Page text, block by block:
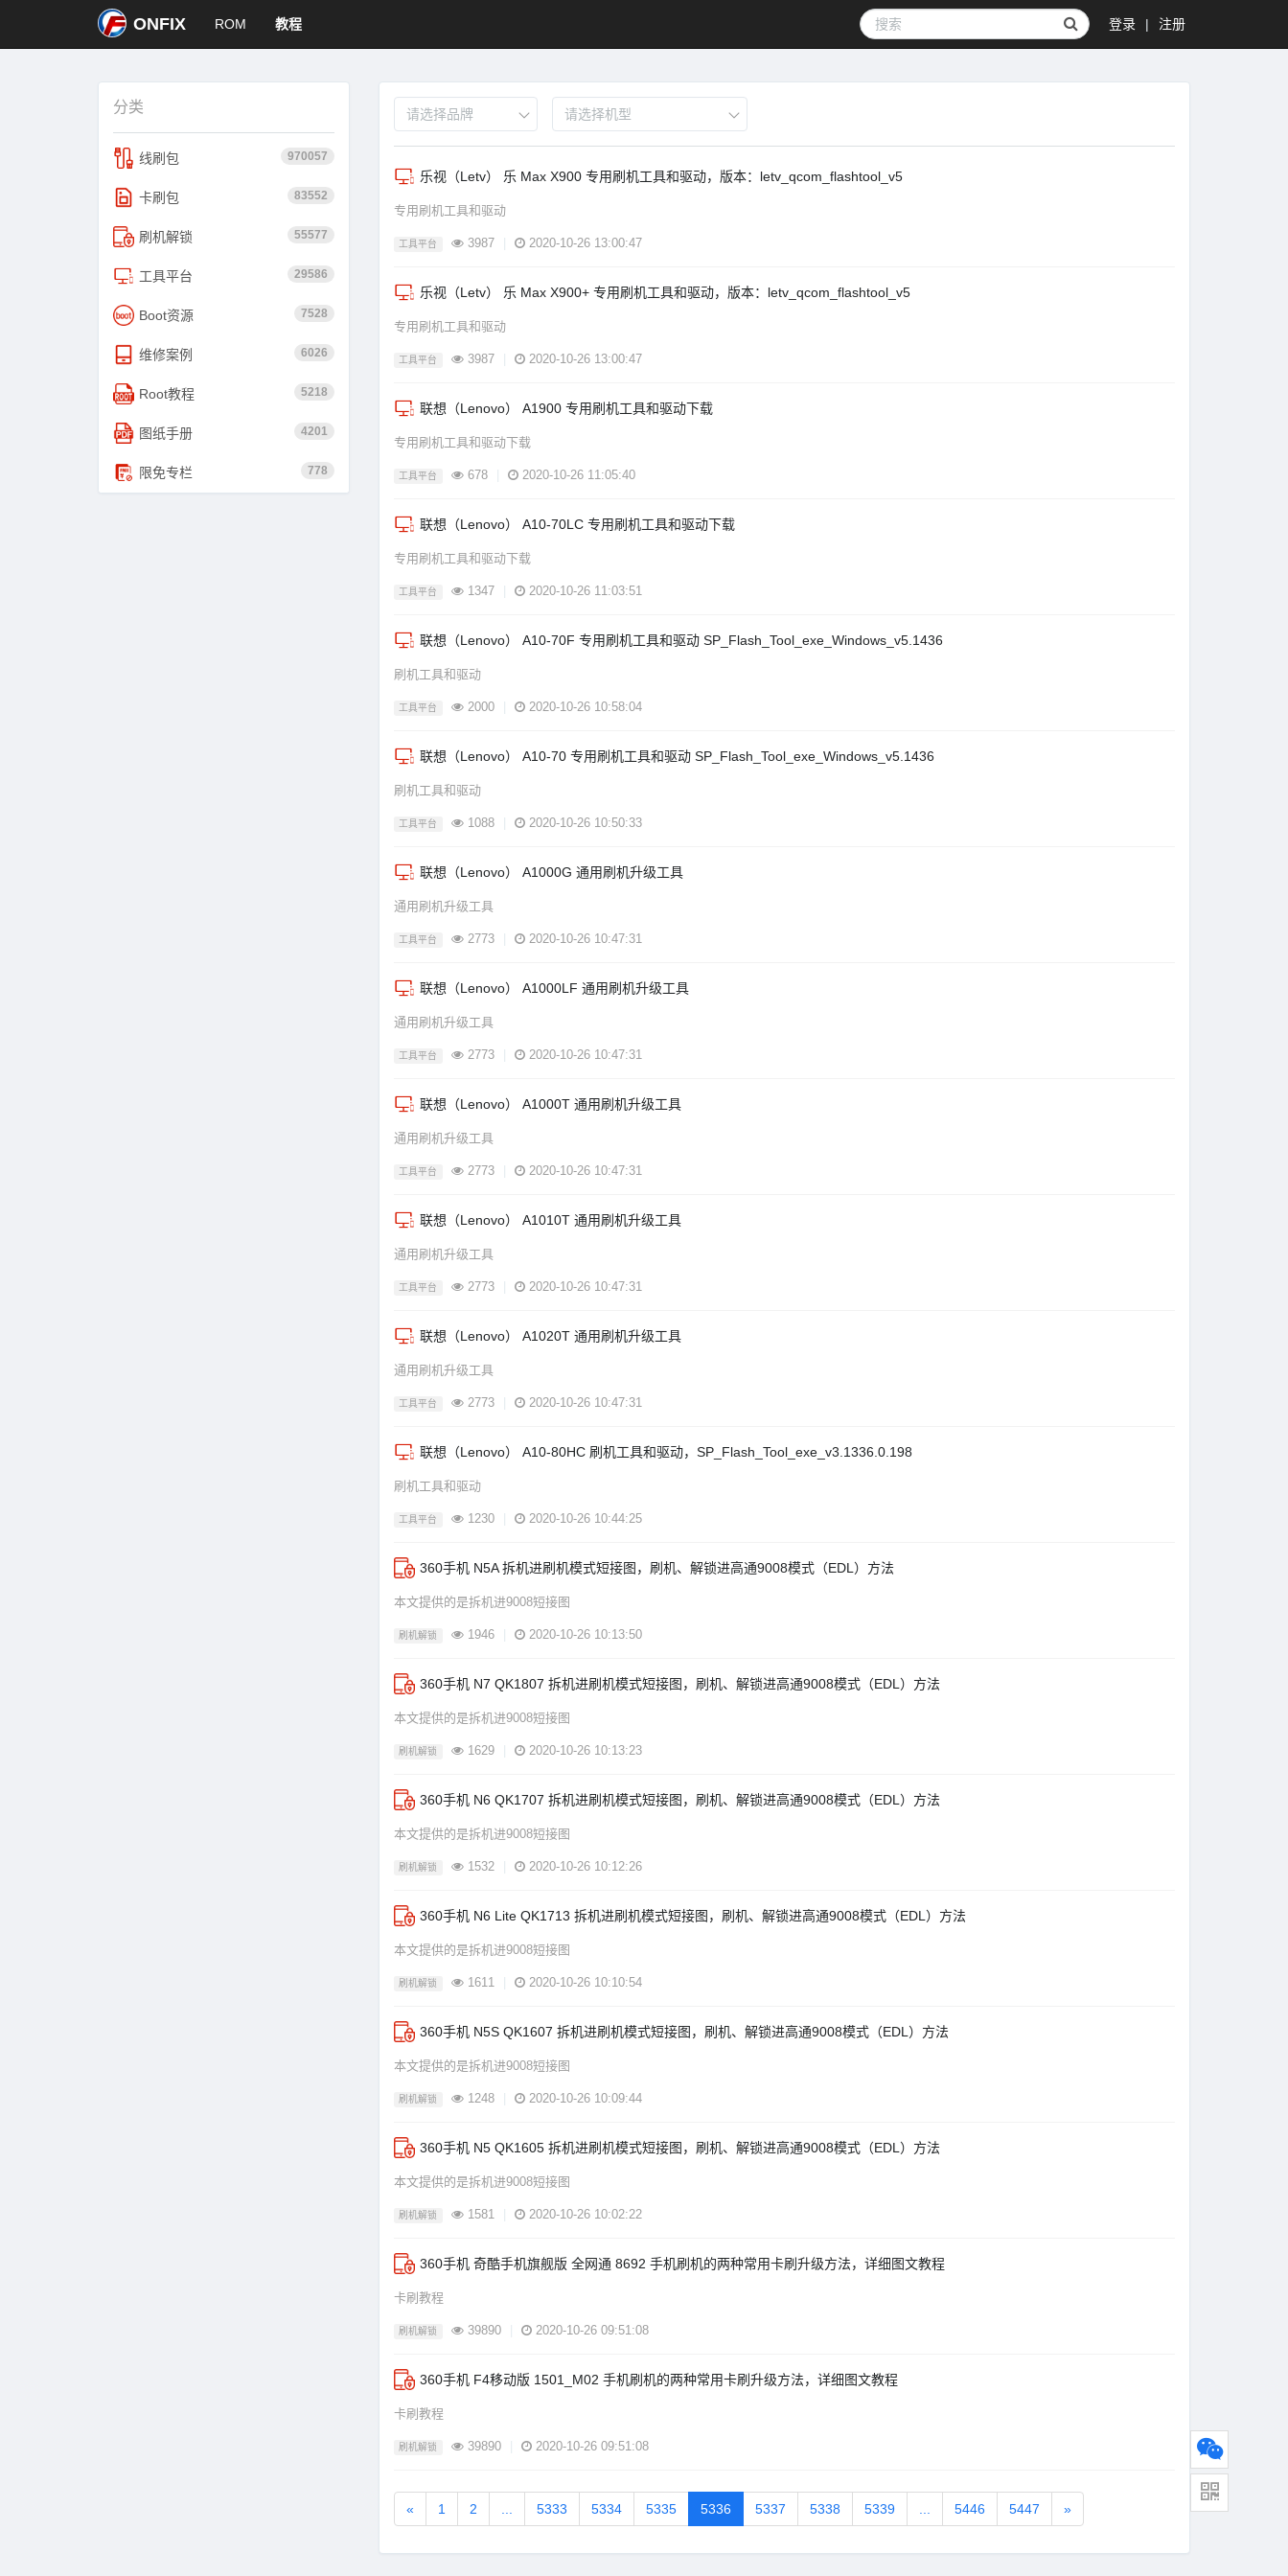
ONFIX ROM 教程 登录 | 注册
分类
970057
线刷包
83552
卡刷包
55577
刷机解锁
29586
工具平台
7528
Boot资源
6026
维修案例
5218
Root教程
4201
图纸手册
778
限免专栏
乐视（Letv） 乐 Max X900 专用刷机工具和驱动，版本：letv_qcom_flashtool_v5
专用刷机工具和驱动
工具平台 3987 2020-10-26 13:00:47
乐视（Letv） 乐 Max X900+ 专用刷机工具和驱动，版本：letv_qcom_flashtool_v5
专用刷机工具和驱动
工具平台 3987 2020-10-26 13:00:47
联想（Lenovo） A1900 专用刷机工具和驱动下载
专用刷机工具和驱动下载
工具平台 678 2020-10-26 11:05:40
联想（Lenovo） A10-70LC 专用刷机工具和驱动下载
专用刷机工具和驱动下载
工具平台 1347 2020-10-26 11:03:51
联想（Lenovo） A10-70F 专用刷机工具和驱动 SP_Flash_Tool_exe_Windows_v5.1436
刷机工具和驱动
工具平台 2000 2020-10-26 10:58:04
联想（Lenovo） A10-70 专用刷机工具和驱动 SP_Flash_Tool_exe_Windows_v5.1436
刷机工具和驱动
工具平台 1088 2020-10-26 10:50:33
联想（Lenovo） A1000G 通用刷机升级工具
通用刷机升级工具
工具平台 2773 2020-10-26 10:47:31
联想（Lenovo） A1000LF 通用刷机升级工具
通用刷机升级工具
工具平台 2773 2020-10-26 10:47:31
联想（Lenovo） A1000T 通用刷机升级工具
通用刷机升级工具
工具平台 2773 2020-10-26 10:47:31
联想（Lenovo） A1010T 通用刷机升级工具
通用刷机升级工具
工具平台 2773 2020-10-26 10:47:31
联想（Lenovo） A1020T 通用刷机升级工具
通用刷机升级工具
工具平台 2773 2020-10-26 10:47:31
联想（Lenovo） A10-80HC 刷机工具和驱动，SP_Flash_Tool_exe_v3.1336.0.198
刷机工具和驱动
工具平台 1230 2020-10-26 10:44:25
360手机 N5A 拆机进刷机模式短接图，刷机、解锁进高通9008模式（EDL）方法
本文提供的是拆机进9008短接图
刷机解锁 1946 2020-10-26 10:13:50
360手机 N7 QK1807 拆机进刷机模式短接图，刷机、解锁进高通9008模式（EDL）方法
本文提供的是拆机进9008短接图
刷机解锁 1629 2020-10-26 10:13:23
360手机 N6 QK1707 拆机进刷机模式短接图，刷机、解锁进高通9008模式（EDL）方法
本文提供的是拆机进9008短接图
刷机解锁 1532 2020-10-26 10:12:26
360手机 N6 Lite QK1713 拆机进刷机模式短接图，刷机、解锁进高通9008模式（EDL）方法
本文提供的是拆机进9008短接图
刷机解锁 1611 2020-10-26 10:10:54
360手机 N5S QK1607 拆机进刷机模式短接图，刷机、解锁进高通9008模式（EDL）方法
本文提供的是拆机进9008短接图
刷机解锁 1248 2020-10-26 10:09:44
360手机 N5 QK1605 拆机进刷机模式短接图，刷机、解锁进高通9008模式（EDL）方法
本文提供的是拆机进9008短接图
刷机解锁 1581 2020-10-26 10:02:22
360手机 奇酷手机旗舰版 全网通 8692 手机刷机的两种常用卡刷升级方法，详细图文教程
卡刷教程
刷机解锁 39890 2020-10-26 09:51:08
360手机 F4移动版 1501_M02 手机刷机的两种常用卡刷升级方法，详细图文教程
卡刷教程
刷机解锁 39890 2020-10-26 09:51:08
« 1 2 5333 5334 5335 5336 5337 5338 5339 5446 5447 »